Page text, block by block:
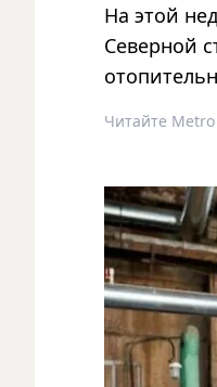
На этой
Северной
Читайте